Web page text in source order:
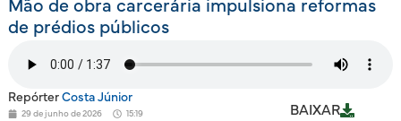
Mão de obra carcerária impulsiona reformas
de prédios públicos
Repórter Costa Júnior
29 de junho de 2026 15:19 BAIXAR